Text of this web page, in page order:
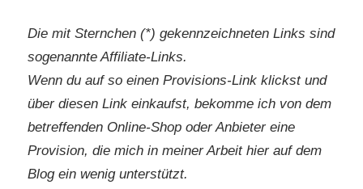
Die mit Sternchen (*) gekennzeichneten Links sind
sogenannte Affiliate-Links.
Wenn du auf so einen Provisions-Link klickst und
über diesen Link einkaufst, bekomme ich von dem
betreffenden Online-Shop oder Anbieter eine
Provision, die mich in meiner Arbeit hier auf dem
Blog ein wenig unterstützt.